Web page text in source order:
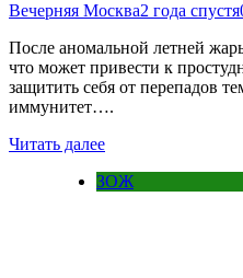
Вечерняя Москва2 года спустя
После аномальной летней
что может привести к
защитить себя от перепадов
иммунитет….
Читать далее
ЗОЖ